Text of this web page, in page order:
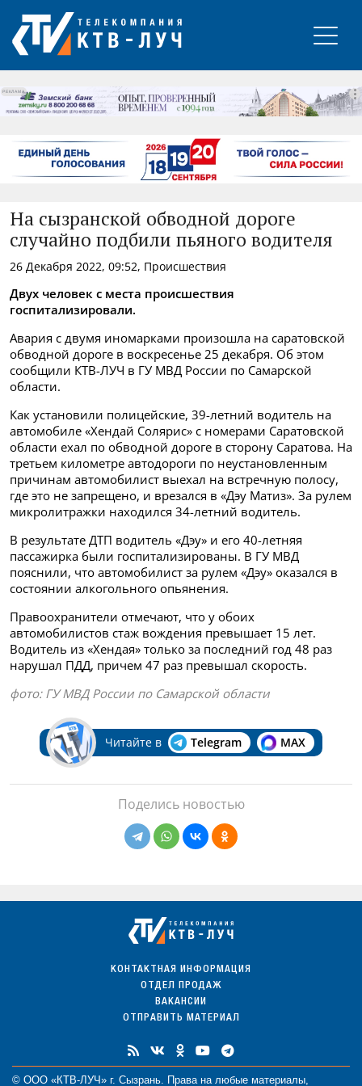
РЕКЛАМА
На сызранской обводной дороге
случайно подбили пьяного водителя
26 Декабря 2022, 09:52, Происшествия
Двух человек с места происшествия
госпитализировали.
Авария с двумя иномарками произошла на саратовской
обводной дороге в воскресенье 25 декабря. Об этом
сообщили КТВ-ЛУЧ в ГУ МВД России по Самарской
области.
Как установили полицейские, 39-летний водитель на
автомобиле «Хендай Солярис» с номерами Саратовской
области ехал по обводной дороге в сторону Саратова. На
третьем километре автодороги по неустановленным
причинам автомобилист выехал на встречную полосу,
где это не запрещено, и врезался в «Дэу Матиз». За рулем
микролитражки находился 34-летний водитель.
В результате ДТП водитель «Дэу» и его 40-летняя
пассажирка были госпитализированы. В ГУ МВД
пояснили, что автомобилист за рулем «Дэу» оказался в
состоянии алкогольного опьянения.
Правоохранители отмечают, что у обоих
автомобилистов стаж вождения превышает 15 лет.
Водитель из «Хендая» только за последний год 48 раз
нарушал ПДД, причем 47 раз превышал скорость.
фото: ГУ МВД России по Самарской области
Читайте в Telegram MAX
Поделись новостью
КОНТАКТНАЯ ИНФОРМАЦИЯ
ОТДЕЛ ПРОДАЖ
ВАКАНСИИ
ОТПРАВИТЬ МАТЕРИАЛ
© ООО «КТВ-ЛУЧ» г. Сызрань. Права на любые материалы